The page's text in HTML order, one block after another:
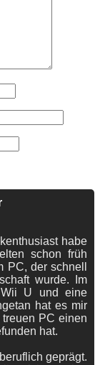
habe
schon früh
PC, der schnell
wurde. Im
U und eine
hat es mir
PC einen
hat.
geprägt.